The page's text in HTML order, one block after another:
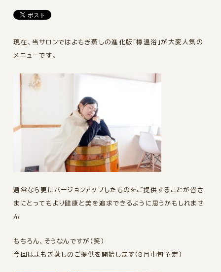
現在、当サロンではよもぎ蒸しの進化版「樽温浴」が大変人気の
メニューです。
通常なら更にバージョンアップしたものをご提供することが皆さ
まにとってもより健康と美を追求できるように思うかもしれませ
ん
もちろん、そうなんですが（笑）
今回はよもぎ蒸しのご提供を開始します（8月中旬予定）